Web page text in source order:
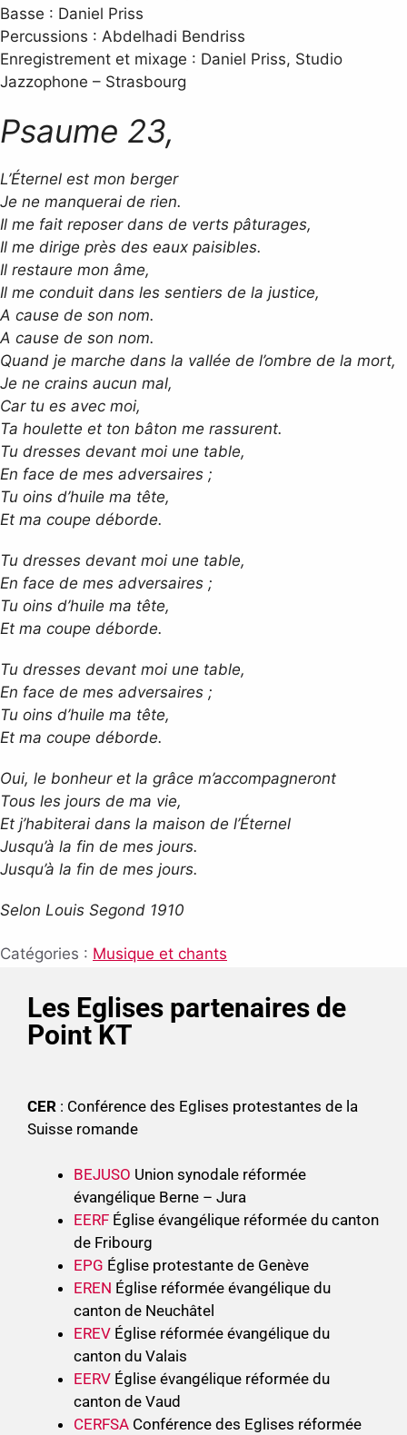
Basse : Daniel Priss
Percussions : Abdelhadi Bendriss
Enregistrement et mixage : Daniel Priss, Studio
Jazzophone – Strasbourg
Psaume 23,
L’Éternel est mon berger
Je ne manquerai de rien.
Il me fait reposer dans de verts pâturages,
Il me dirige près des eaux paisibles.
Il restaure mon âme,
Il me conduit dans les sentiers de la justice,
A cause de son nom.
A cause de son nom.
Quand je marche dans la vallée de l’ombre de la mort,
Je ne crains aucun mal,
Car tu es avec moi,
Ta houlette et ton bâton me rassurent.
Tu dresses devant moi une table,
En face de mes adversaires ;
Tu oins d’huile ma tête,
Et ma coupe déborde.
Tu dresses devant moi une table,
En face de mes adversaires ;
Tu oins d’huile ma tête,
Et ma coupe déborde.
Tu dresses devant moi une table,
En face de mes adversaires ;
Tu oins d’huile ma tête,
Et ma coupe déborde.
Oui, le bonheur et la grâce m’accompagneront
Tous les jours de ma vie,
Et j’habiterai dans la maison de l’Éternel
Jusqu’à la fin de mes jours.
Jusqu’à la fin de mes jours.
Selon Louis Segond 1910
Catégories : Musique et chants
Les Eglises partenaires de
Point KT
CER : Conférence des Eglises protestantes de la
Suisse romande
BEJUSO Union synodale réformée
évangélique Berne – Jura
EERF Église évangélique réformée du canton
de Fribourg
EPG Église protestante de Genève
EREN Église réformée évangélique du
canton de Neuchâtel
EREV Église réformée évangélique du
canton du Valais
EERV Église évangélique réformée du
canton de Vaud
CERFSA Conférence des Eglises réformée